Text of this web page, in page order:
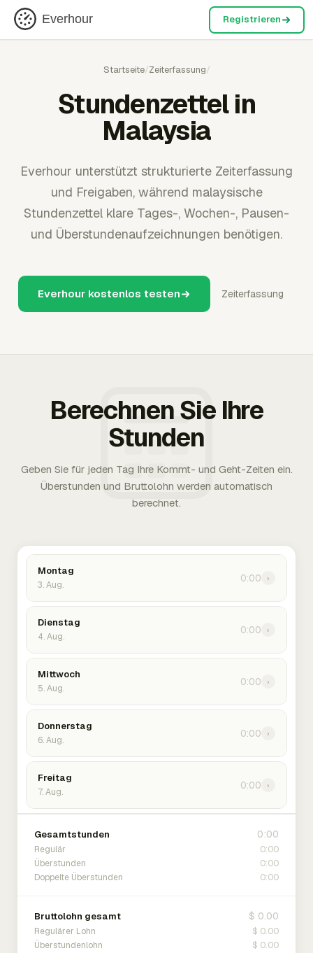
Everhour Registrieren
Startseite/Zeiterfassung/
Stundenzettel in
Malaysia
Everhour unterstützt strukturierte Zeiterfassung
und Freigaben, während malaysische
Stundenzettel klare Tages-, Wochen-, Pausen-
und Überstundenaufzeichnungen benötigen.
Everhour kostenlos testen Zeiterfassung
Berechnen Sie Ihre
Stunden
Geben Sie für jeden Tag Ihre Kommt- und Geht-Zeiten ein.
Überstunden und Bruttolohn werden automatisch
berechnet.
Montag
3. Aug.
0:00 ›
Dienstag
4. Aug.
0:00 ›
Mittwoch
5. Aug.
0:00 ›
Donnerstag
6. Aug.
0:00 ›
Freitag
7. Aug.
0:00 ›
Gesamtstunden 0:00
Regulär 0:00
Überstunden 0:00
Doppelte Überstunden 0:00
Bruttolohn gesamt $ 0.00
Regulärer Lohn $ 0.00
Überstundenlohn $ 0.00